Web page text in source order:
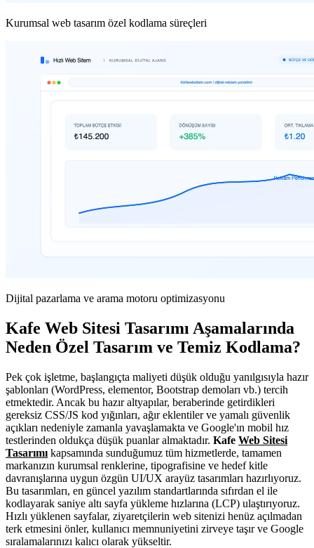
Kurumsal web tasarım özel kodlama süreçleri
Dijital pazarlama ve arama motoru optimizasyonu
Kafe Web Sitesi Tasarımı Aşamalarında
Neden Özel Tasarım ve Temiz Kodlama?
Pek çok işletme, başlangıçta maliyeti düşük olduğu yanılgısıyla hazır
şablonları (WordPress, elementor, Bootstrap demoları vb.) tercih
etmektedir. Ancak bu hazır altyapılar, beraberinde getirdikleri
gereksiz CSS/JS kod yığınları, ağır eklentiler ve yamalı güvenlik
açıkları nedeniyle zamanla yavaşlamakta ve Google'ın mobil hız
testlerinden oldukça düşük puanlar almaktadır. Kafe Web Sitesi
Tasarımı kapsamında sunduğumuz tüm hizmetlerde, tamamen
markanızın kurumsal renklerine, tipografisine ve hedef kitle
davranışlarına uygun özgün UI/UX arayüz tasarımları hazırlıyoruz.
Bu tasarımları, en güncel yazılım standartlarında sıfırdan el ile
kodlayarak saniye altı sayfa yükleme hızlarına (LCP) ulaştırıyoruz.
Hızlı yüklenen sayfalar, ziyaretçilerin web sitenizi henüz açılmadan
terk etmesini önler, kullanıcı memnuniyetini zirveye taşır ve Google
sıralamalarınızı kalıcı olarak yükseltir.